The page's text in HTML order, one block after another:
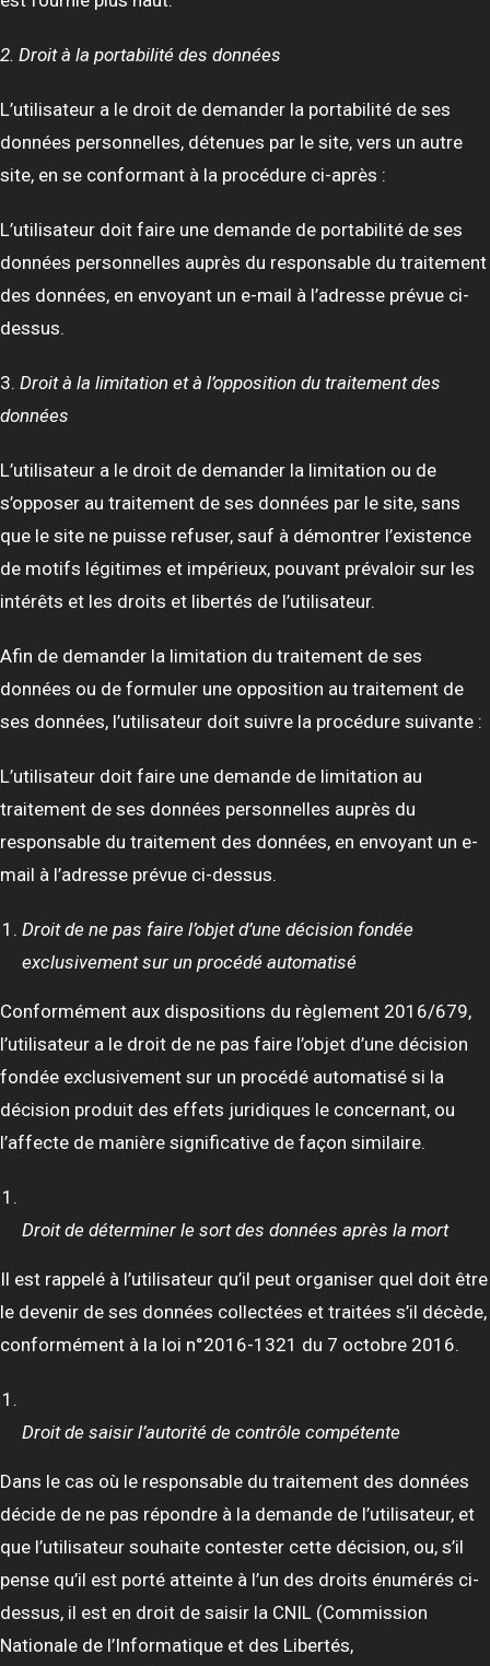
2. Droit à la portabilité des données
L’utilisateur a le droit de demander la portabilité de ses
données personnelles, détenues par le site, vers un autre
site, en se conformant à la procédure ci-après :
L’utilisateur doit faire une demande de portabilité de ses
données personnelles auprès du responsable du traitement
des données, en envoyant un e-mail à l’adresse prévue ci-
dessus.
3. Droit à la limitation et à l’opposition du traitement des
données
L’utilisateur a le droit de demander la limitation ou de
s’opposer au traitement de ses données par le site, sans
que le site ne puisse refuser, sauf à démontrer l’existence
de motifs légitimes et impérieux, pouvant prévaloir sur les
intérêts et les droits et libertés de l’utilisateur.
Afin de demander la limitation du traitement de ses
données ou de formuler une opposition au traitement de
ses données, l’utilisateur doit suivre la procédure suivante :
L’utilisateur doit faire une demande de limitation au
traitement de ses données personnelles auprès du
responsable du traitement des données, en envoyant un e-
mail à l’adresse prévue ci-dessus.
Droit de ne pas faire l’objet d’une décision fondée
exclusivement sur un procédé automatisé
Conformément aux dispositions du règlement 2016/679,
l’utilisateur a le droit de ne pas faire l’objet d’une décision
fondée exclusivement sur un procédé automatisé si la
décision produit des effets juridiques le concernant, ou
l’affecte de manière significative de façon similaire.
Droit de déterminer le sort des données après la mort
Il est rappelé à l’utilisateur qu’il peut organiser quel doit être
le devenir de ses données collectées et traitées s’il décède,
conformément à la loi n°2016-1321 du 7 octobre 2016.
Droit de saisir l’autorité de contrôle compétente
Dans le cas où le responsable du traitement des données
décide de ne pas répondre à la demande de l’utilisateur, et
que l’utilisateur souhaite contester cette décision, ou, s’il
pense qu’il est porté atteinte à l’un des droits énumérés ci-
dessus, il est en droit de saisir la CNIL (Commission
Nationale de l’Informatique et des Libertés,